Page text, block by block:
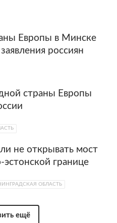
Европы в Минске
россиян
страны Европы
не открывать мост
границе
ОБЛАСТЬ
ещё